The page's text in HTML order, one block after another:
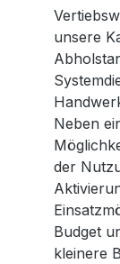
unsere
Neben
der
Budget
kleinere